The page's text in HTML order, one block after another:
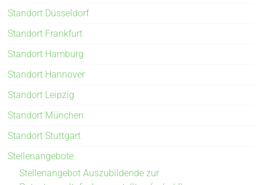
Standort Düsseldorf
Standort Frankfurt
Standort Hamburg
Standort Hannover
Standort Leipzig
Standort München
Standort Stuttgart
Stellenangebote
Stellenangebot Auszubildende zur